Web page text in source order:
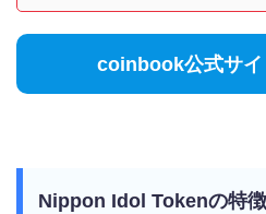
coinbook公式サイ
Nippon Idol Tokenの特徴